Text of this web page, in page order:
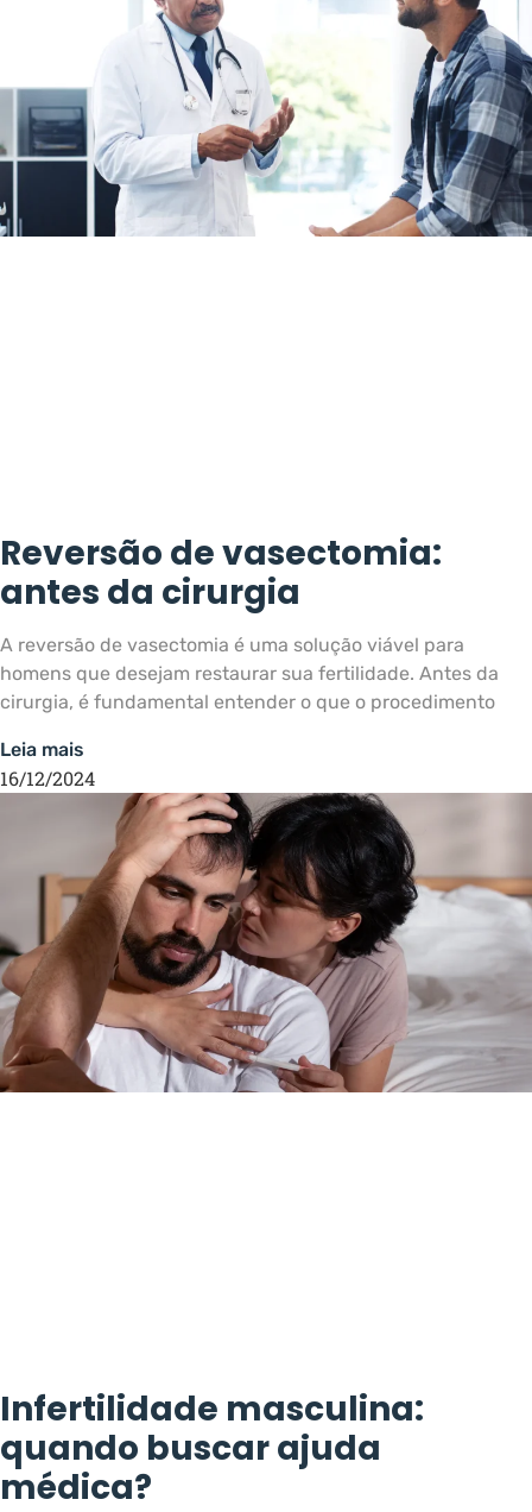
Reversão de vasectomia:
antes da cirurgia
A reversão de vasectomia é uma solução viável para
homens que desejam restaurar sua fertilidade. Antes da
cirurgia, é fundamental entender o que o procedimento
Leia mais
16/12/2024
Infertilidade masculina:
quando buscar ajuda
médica?